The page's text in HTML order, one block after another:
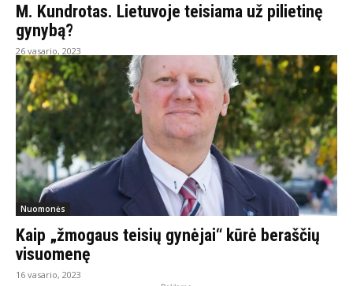
M. Kundrotas. Lietuvoje teisiama už pilietinę
gynybą?
26 vasario, 2023
Nuomonės
Kaip „žmogaus teisių gynėjai“ kūrė beraščių
visuomenę
16 vasario, 2023